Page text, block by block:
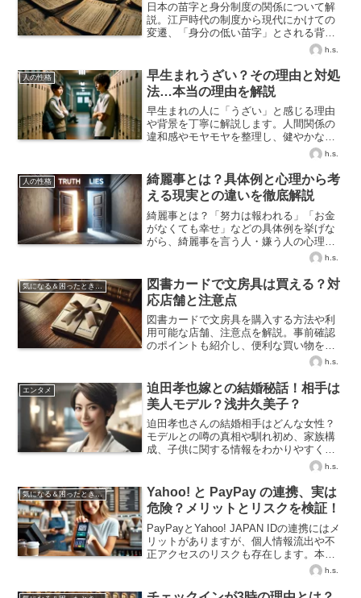
日本の苗字と身分制度の関係について解
説。江戸時代の制度から現代にかけての
変遷、「身分の低い苗字」とされる背景
や偏見について詳しく説明します。
h.s.
人の性格
早生まれうざい？その理由と対処
法…本当の理由を解説
早生まれの人に「うざい」と感じる理由
や背景を丁寧に解説します。人間関係の
違和感やモヤモヤを整理し、健やかな付
き合い方のヒントをお届けします。
h.s.
人の性格
綺麗事とは？具体例と心理から考
える現実との違いを徹底解説
綺麗事とは？「努力は報われる」「お金
がなくても幸せ」などの具体例を挙げな
がら、綺麗事を言う人・嫌う人の心理、
h.s.
気になる＆困ったときの知識
図書カードで文房具は買える？対
応店舗と注意点
図書カードで文房具を購入する方法や利
用可能な店舗、注意点を解説。事前確認
のポイントも紹介し、便利な買い物をサ
h.s.
エンタメ
迫田孝也嫁との結婚秘話！相手は
美人モデル？浅井久美子？
迫田孝也さんの結婚相手はどんな女性？
モデルとの噂の真相や馴れ初め、家族構
成、子供に関する情報をわかりやすく解
h.s.
気になる＆困ったときの知識
Yahoo! と PayPay の連携、実は
危険？メリットとリスクを検証！
PayPayとYahoo! JAPAN IDの連携にはメ
リットがありますが、個人情報流出や不
正アクセスのリスクも存在します。本記
事では、連携の危険性や安全対策、解除
方法まで詳しく解説。連携を迷っている
方はぜひ参考にしてください！
h.s.